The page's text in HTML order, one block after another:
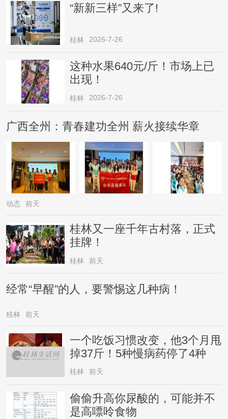
“新新三样”又来了!
桂林 2026-7-26
这种水果640元/斤！市场上已
出现！
桂林 2026-7-26
广西全州：青春建功全州 薪火接续华章
动态 前天
桂林又一座千年古村落，正式
挂牌！
桂林 前天
经常“早醒”的人，要警惕这几种病！
桂林 前天
一个吃饭习惯改变，他3个月甩
掉37斤！5种慢病药停了4种
桂林 前天
偷偷升高你尿酸的，可能并不
是高嘌呤食物